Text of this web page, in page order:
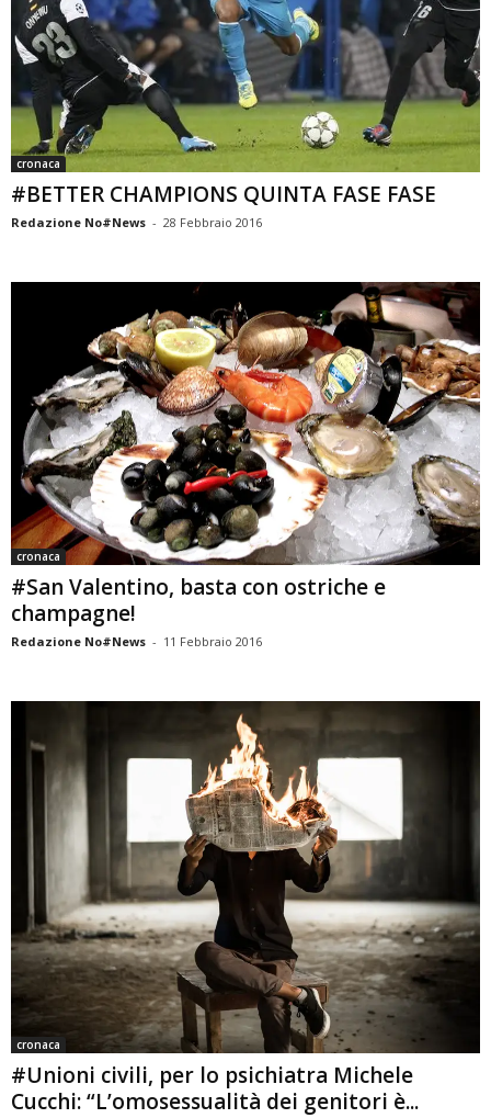
cronaca
#BETTER CHAMPIONS QUINTA FASE FASE
Redazione No#News - 28 Febbraio 2016
cronaca
#San Valentino, basta con ostriche e
champagne!
Redazione No#News - 11 Febbraio 2016
cronaca
#Unioni civili, per lo psichiatra Michele
Cucchi: “L’omosessualità dei genitori è...